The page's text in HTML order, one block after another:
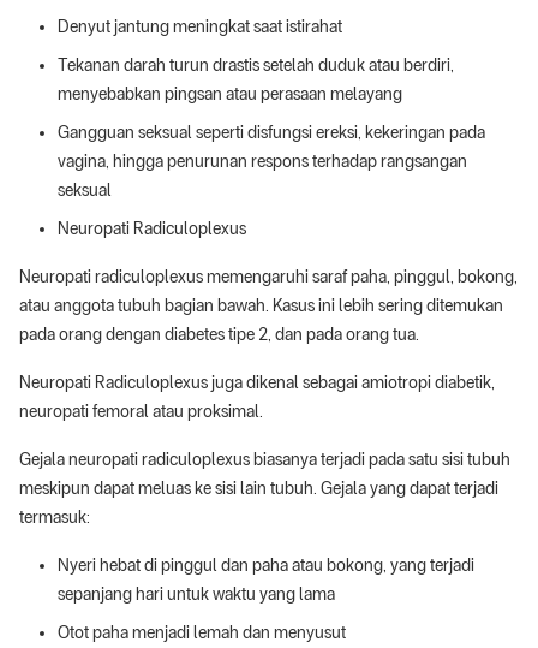
Denyut jantung meningkat saat istirahat
Tekanan darah turun drastis setelah duduk atau berdiri,
menyebabkan pingsan atau perasaan melayang
Gangguan seksual seperti disfungsi ereksi, kekeringan pada
vagina, hingga penurunan respons terhadap rangsangan
seksual
Neuropati Radiculoplexus
Neuropati radiculoplexus memengaruhi saraf paha, pinggul, bokong,
atau anggota tubuh bagian bawah. Kasus ini lebih sering ditemukan
pada orang dengan diabetes tipe 2, dan pada orang tua.
Neuropati Radiculoplexus juga dikenal sebagai amiotropi diabetik,
neuropati femoral atau proksimal.
Gejala neuropati radiculoplexus biasanya terjadi pada satu sisi tubuh
meskipun dapat meluas ke sisi lain tubuh. Gejala yang dapat terjadi
termasuk:
Nyeri hebat di pinggul dan paha atau bokong, yang terjadi
sepanjang hari untuk waktu yang lama
Otot paha menjadi lemah dan menyusut